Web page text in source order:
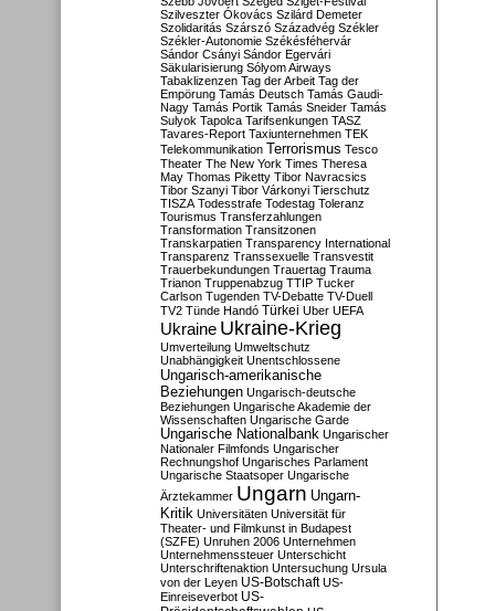
Szilveszter Ókovács Szilárd Demeter
Szolidaritás Szárszó Századvég Székler
Székler-Autonomie Székésféhervár
Sándor Csányi Sándor Egervári
Säkularisierung Sólyom Airways
Tabaklizenzen Tag der Arbeit Tag der
Empörung Tamás Deutsch Tamás Gaudi-
Nagy Tamás Portik Tamás Sneider Tamás
Sulyok Tapolca Tarifsenkungen TASZ
Tavares-Report Taxiunternehmen TEK
Telekommunikation Terrorismus Tesco
Theater The New York Times Theresa
May Thomas Piketty Tibor Navracsics
Tibor Szanyi Tibor Várkonyi Tierschutz
TISZA Todesstrafe Todestag Toleranz
Tourismus Transferzahlungen
Transformation Transitzonen
Transkarpatien Transparency International
Transparenz Transsexuelle Transvestit
Trauerbekundungen Trauertag Trauma
Trianon Truppenabzug TTIP Tucker
Carlson Tugenden TV-Debatte TV-Duell
TV2 Tünde Handó Türkei Uber UEFA
Ukraine Ukraine-Krieg
Umverteilung Umweltschutz
Unabhängigkeit Unentschlossene
Ungarisch-amerikanische
Beziehungen Ungarisch-deutsche
Beziehungen Ungarische Akademie der
Wissenschaften Ungarische Garde
Ungarische Nationalbank Ungarischer
Nationaler Filmfonds Ungarischer
Rechnungshof Ungarisches Parlament
Ungarische Staatsoper Ungarische
Ärztekammer Ungarn Ungarn-
Kritik Universitäten Universität für
Theater- und Filmkunst in Budapest
(SZFE) Unruhen 2006 Unternehmen
Unternehmenssteuer Unterschicht
Unterschriftenaktion Untersuchung Ursula
von der Leyen US-Botschaft US-
Einreiseverbot US-